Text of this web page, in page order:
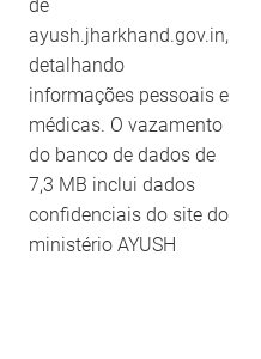
de
ayush.jharkhand.gov.in,
detalhando
informações pessoais e
médicas. O vazamento
do banco de dados de
7,3 MB inclui dados
confidenciais do site do
ministério AYUSH